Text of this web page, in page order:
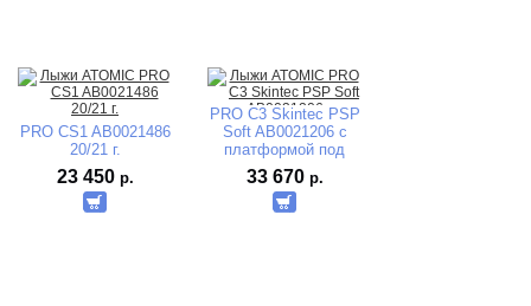
PRO CS1 AB0021486
20/21 г.
23 450 р.
PRO С3 Skintec PSP
Soft AB0021206 с
платформой под
передвижные крепл.
PROLINK SHIFT
33 670 р.